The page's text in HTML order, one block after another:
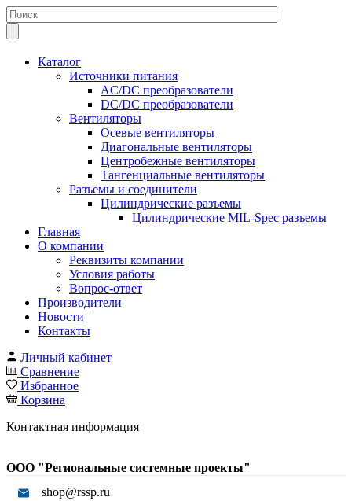
Каталог
Источники питания
AC/DC преобразователи
DC/DC преобразователи
Вентиляторы
Осевые вентиляторы
Диагональные вентиляторы
Центробежные вентиляторы
Тангенциальные вентиляторы
Разъемы и соединители
Цилиндрические разъемы
Цилиндрические MIL-Spec разъемы
Главная
О компании
Реквизиты компании
Условия работы
Вопрос-ответ
Производители
Новости
Контакты
Личный кабинет
Сравнение
Избранное
Корзина
Контактная информация
ООО "Региональные системные проекты"
shop@rssp.ru